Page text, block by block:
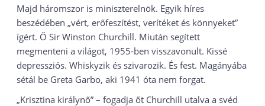
Majd háromszor is miniszterelnök. Egyik híres
beszédében „vért, erőfeszítést, verítéket és könnyeket”
ígért. Ő Sir Winston Churchill. Miután segített
megmenteni a világot, 1955-ben visszavonult. Kissé
depressziós. Whiskyzik és szivarozik. És fest. Magányába
sétál be Greta Garbo, aki 1941 óta nem forgat.
„Krisztina királynő” – fogadja őt Churchill utalva a svéd